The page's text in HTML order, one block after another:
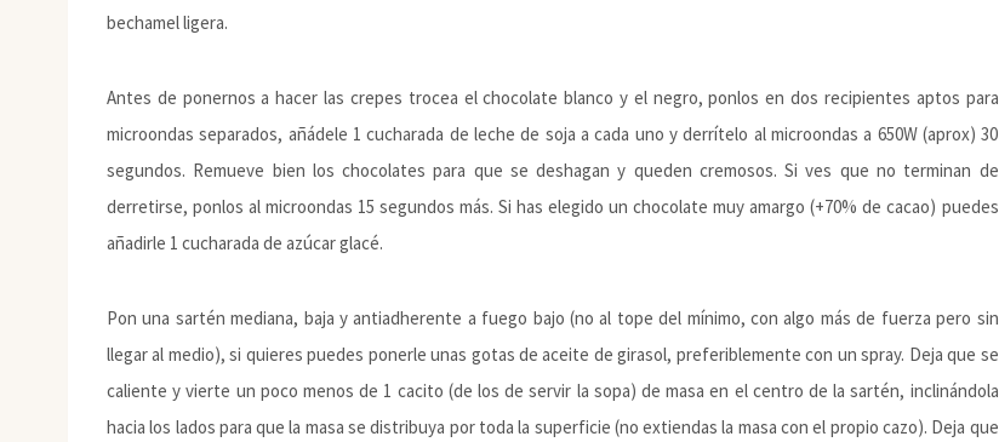
bechamel ligera.
Antes de ponernos a hacer las crepes trocea el chocolate blanco y el negro, ponlos en dos recipientes aptos para
microondas separados, añádele 1 cucharada de leche de soja a cada uno y derrítelo al microondas a 650W (aprox) 30
segundos. Remueve bien los chocolates para que se deshagan y queden cremosos. Si ves que no terminan de
derretirse, ponlos al microondas 15 segundos más. Si has elegido un chocolate muy amargo (+70% de cacao) puedes
añadirle 1 cucharada de azúcar glacé.
Pon una sartén mediana, baja y antiadherente a fuego bajo (no al tope del mínimo, con algo más de fuerza pero sin
llegar al medio), si quieres puedes ponerle unas gotas de aceite de girasol, preferiblemente con un spray. Deja que se
caliente y vierte un poco menos de 1 cacito (de los de servir la sopa) de masa en el centro de la sartén, inclinándola
hacia los lados para que la masa se distribuya por toda la superficie (no extiendas la masa con el propio cazo). Deja que